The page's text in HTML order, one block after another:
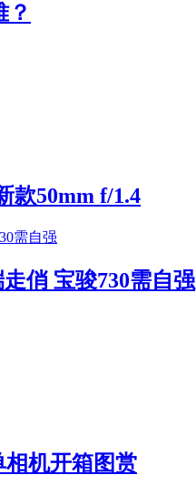
？
款50mm f/1.4
俏 宝骏730需自强
相机开箱图赏